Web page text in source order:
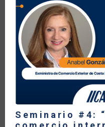
LAS
EN
EL
POS
COVID-
19”.
DE
DEL
DE
LA
Seminario #4: